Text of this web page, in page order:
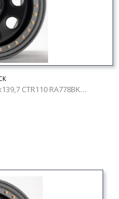
CTR110 RA778BK…